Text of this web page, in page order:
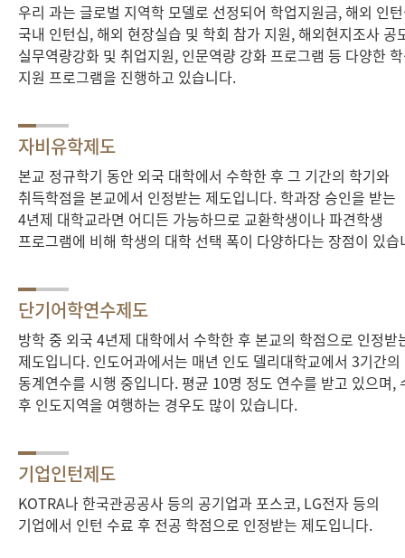
우리 과는 글로벌 지역학 모델로 선정되어 학업지원금, 해외 인
국내 인턴십, 해외 현장실습 및 학회 참가 지원, 해외현지조사 공
실무역량강화 및 취업지원, 인문역량 강화 프로그램 등 다양한
지원 프로그램을 진행하고 있습니다.
자비유학제도
본교 정규학기 동안 외국 대학에서 수학한 후 그 기간의 학기와
취득학점을 본교에서 인정받는 제도입니다. 학과장 승인을 받는
4년제 대학교라면 어디든 가능하므로 교환학생이나 파견학생
프로그램에 비해 학생의 대학 선택 폭이 다양하다는 장점이 있습
단기어학연수제도
방학 중 외국 4년제 대학에서 수학한 후 본교의 학점으로 인정받
제도입니다. 인도어과에서는 매년 인도 델리대학교에서 3기간의
동계연수를 시행 중입니다. 평균 10명 정도 연수를 받고 있으며,
후 인도지역을 여행하는 경우도 많이 있습니다.
기업인턴제도
KOTRA나 한국관공공사 등의 공기업과 포스코, LG전자 등의
기업에서 인턴 수료 후 전공 학점으로 인정받는 제도입니다.